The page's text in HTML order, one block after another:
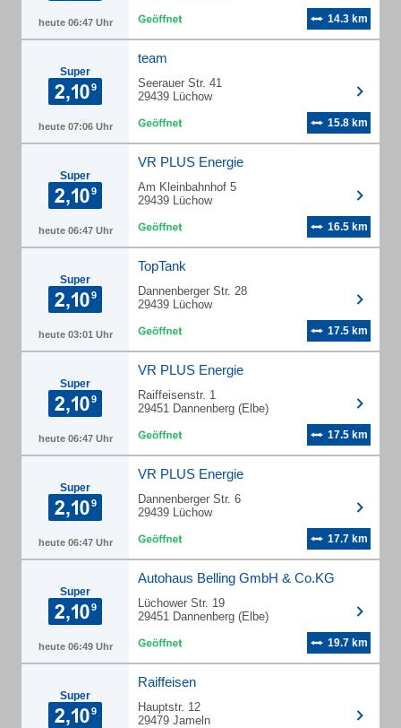
heute 06:47 Uhr 14.3 km
Super
heute 07:06 Uhr
team
Seerauer Str. 41
29439 Lüchow
15.8 km
Super
heute 06:47 Uhr
VR PLUS Energie
Am Kleinbahnhof 5
29439 Lüchow
16.5 km
Super
heute 03:01 Uhr
TopTank
Dannenberger Str. 28
29439 Lüchow
17.5 km
Super
heute 06:47 Uhr
VR PLUS Energie
Raiffeisenstr. 1
29451 Dannenberg (Elbe)
17.5 km
Super
heute 06:47 Uhr
VR PLUS Energie
Dannenberger Str. 6
29439 Lüchow
17.7 km
Super
heute 06:49 Uhr
Autohaus Belling GmbH & Co.KG
Lüchower Str. 19
29451 Dannenberg (Elbe)
19.7 km
Super
Raiffeisen
Hauptstr. 12
29479 Jameln